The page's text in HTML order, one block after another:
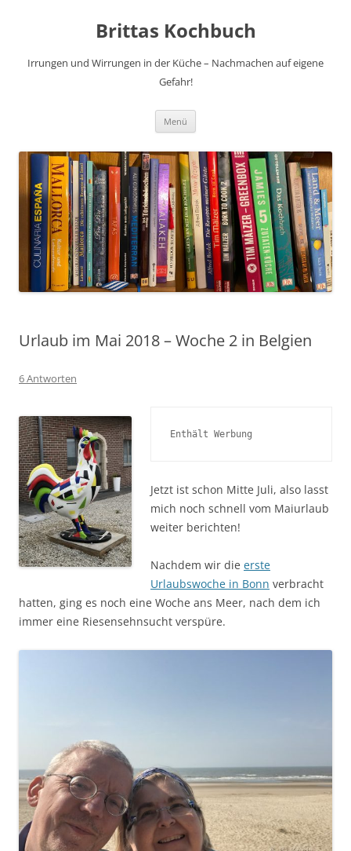
Brittas Kochbuch
Irrungen und Wirrungen in der Küche – Nachmachen auf eigene
Gefahr!
Menü
Urlaub im Mai 2018 – Woche 2 in Belgien
6 Antworten
Enthält Werbung
Jetzt ist schon Mitte Juli, also lasst
mich noch schnell vom Maiurlaub
weiter berichten!
Nachdem wir die erste
Urlaubswoche in Bonn verbracht
hatten, ging es noch eine Woche ans Meer, nach dem ich
immer eine Riesensehnsucht verspüre.